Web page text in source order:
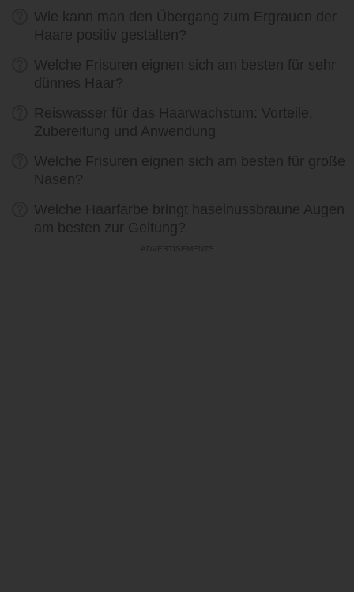
Wie kann man den Übergang zum Ergrauen der
Haare positiv gestalten?
Welche Frisuren eignen sich am besten für sehr
dünnes Haar?
Reiswasser für das Haarwachstum: Vorteile,
Zubereitung und Anwendung
Welche Frisuren eignen sich am besten für große
Nasen?
Welche Haarfarbe bringt haselnussbraune Augen
am besten zur Geltung?